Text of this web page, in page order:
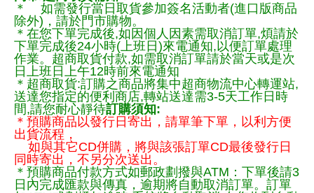
＊ 如需發行當日取貨參加簽名活動者(進口版商品
除外)，請於門市購物。
＊在您下單完成後,如因個人因素需取消訂單,煩請於
下單完成後24小時(上班日)來電通知,以便訂單處理
作業。超商取貨付款,如需取消訂單請於當天或是次
日上班日上午12時前來電通知
＊超商取貨:訂購之商品將集中超商物流中心轉運站,
送達您指定的便利商店,轉站送達需3-5天工作日時
間,請您耐心靜待訂購須知:
＊預購商品以發行日寄出，請單筆下單，以利方便
出貨流程，
如與其它CD併購，將與該張訂單CD最後發行日
同時寄出，不另分次送出。
＊預購商品付款方式如郵政劃撥與ATM：下單後請3
日內完成匯款與傳真，逾期將自動取消訂單。訂單